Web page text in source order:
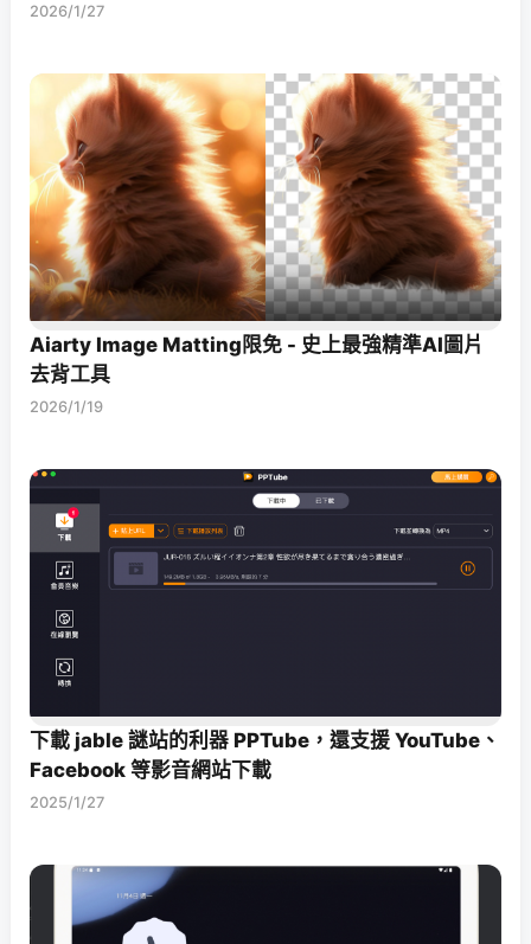
2026/1/27
Aiarty Image Matting限免 - 史上最強精準AI圖片
去背工具
2026/1/19
下載 jable 謎站的利器 PPTube，還支援 YouTube、
Facebook 等影音網站下載
2025/1/27